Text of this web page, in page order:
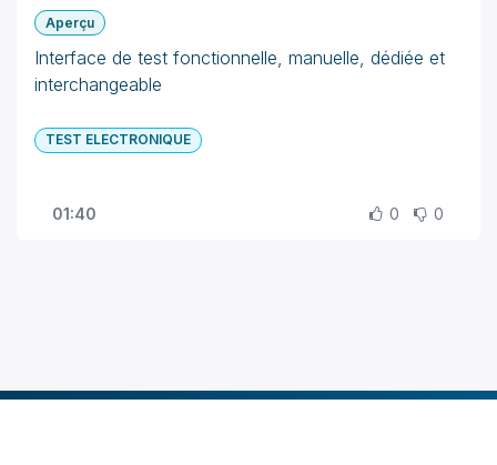
Aperçu
Interface de test fonctionnelle, manuelle, dédiée et
interchangeable
TEST ELECTRONIQUE
01:40 0 0